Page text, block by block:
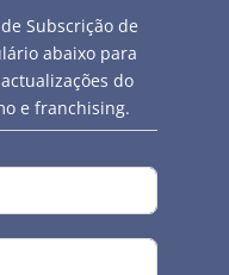
Subscrição de
abaixo para
do
e franchising.